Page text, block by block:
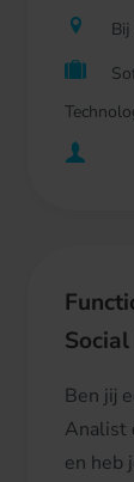
Ben jij
Analist
en heb